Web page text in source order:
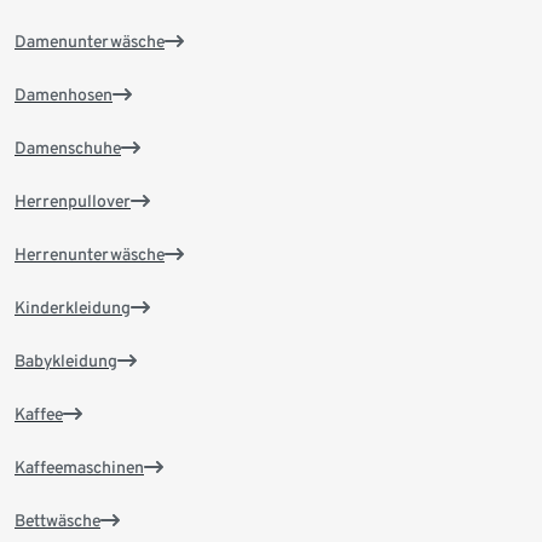
Damenunterwäsche
Damenhosen
Damenschuhe
Herrenpullover
Herrenunterwäsche
Kinderkleidung
Babykleidung
Kaffee
Kaffeemaschinen
Bettwäsche